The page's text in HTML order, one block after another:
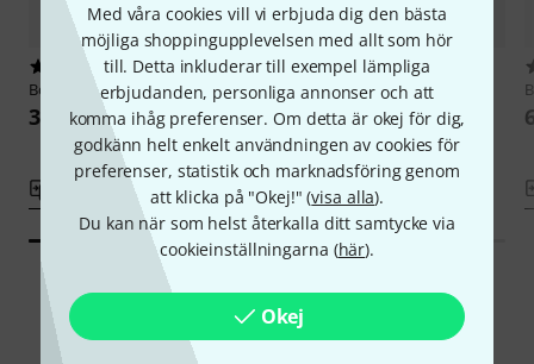
Med våra cookies vill vi erbjuda dig den bästa
möjliga shoppingupplevelsen med allt som hör
till. Detta inkluderar till exempel lämpliga
erbjudanden, personliga annonser och att
komma ihåg preferenser. Om detta är okej för dig,
godkänn helt enkelt användningen av cookies för
preferenser, statistik och marknadsföring genom
att klicka på "Okej!" (visa alla).
Du kan när som helst återkalla ditt samtycke via
cookieinställningarna (här).
Okej
1
Bold 0300a Marching Sheet Bag
399 kr
Bold0307 Shoulder Strap GLS
279 kr
Jämför
Smart Navigator